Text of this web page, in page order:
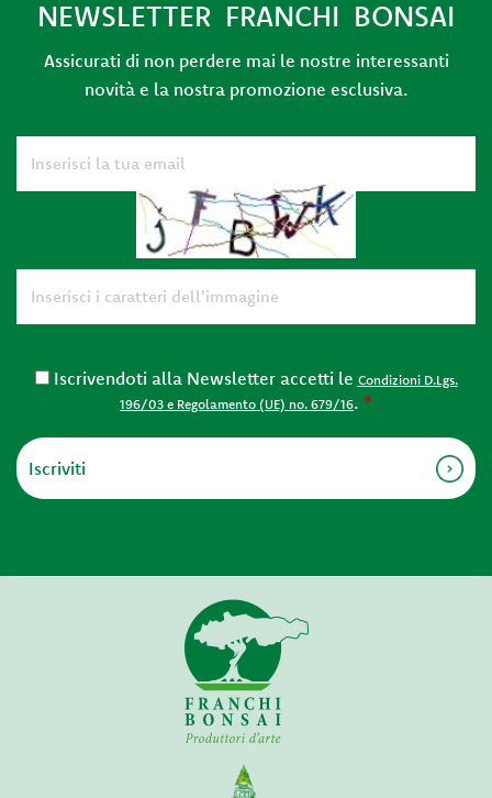
NEWSLETTER FRANCHI BONSAI
Assicurati di non perdere mai le nostre interessanti
novità e la nostra promozione esclusiva.
Iscrivendoti alla Newsletter accetti le Condizioni D.Lgs.
196/03 e Regolamento (UE) no. 679/16. *